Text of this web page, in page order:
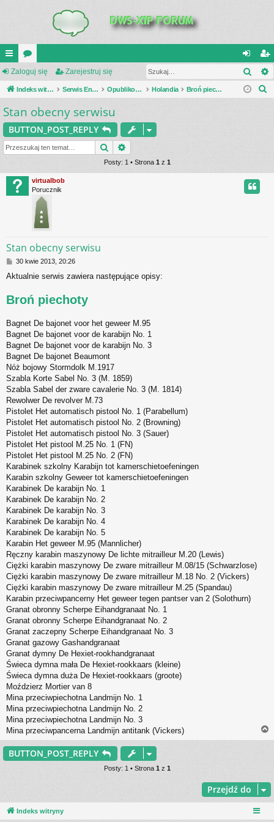
UI
C
K
_L
IN
or
a
al
og
ar
ej
Zaloguj się Zarejestruj się
Indeks witryny Serwis Encyklopedia Uzbrojenia Opublikowane zestawienia Holandia Broń piechoty
Stan obecny serwisu
BUTTON_POST_REPLY
Szukaj
Posty: 1 • Strona 1 z 1
virtualbob
Porucznik
Stan obecny serwisu
P
s
30 kwie 2013, 20:26
Aktualnie serwis zawiera następujące opisy:
Broń piechoty
Bagnet De bajonet voor het geweer M.95
Bagnet De bajonet voor de karabijn No. 1
Bagnet De bajonet voor de karabijn No. 3
Bagnet De bajonet Beaumont
Nóż bojowy Stormdolk M.1917
Szabla Korte Sabel No. 3 (M. 1859)
Szabla Sabel der zware cavalerie No. 3 (M. 1814)
Rewolwer De revolver M.73
Pistolet Het automatisch pistool No. 1 (Parabellum)
Pistolet Het automatisch pistool No. 2 (Browning)
Pistolet Het automatisch pistool No. 3 (Sauer)
Pistolet Het pistool M.25 No. 1 (FN)
Pistolet Het pistool M.25 No. 2 (FN)
Karabinek szkolny Karabijn tot kamerschietoefeningen
Karabin szkolny Geweer tot kamerschietoefeningen
Karabinek De karabijn No. 1
Karabinek De karabijn No. 2
Karabinek De karabijn No. 3
Karabinek De karabijn No. 4
Karabinek De karabijn No. 5
Karabin Het geweer M.95 (Mannlicher)
Ręczny karabin maszynowy De lichte mitrailleur M.20 (Lewis)
Ciężki karabin maszynowy De zware mitrailleur M.08/15 (Schwarzlose)
Ciężki karabin maszynowy De zware mitrailleur M.18 No. 2 (Vickers)
Ciężki karabin maszynowy De zware mitrailleur M.25 (Spandau)
Karabin przeciwpancerny Het geweer tegen pantser van 2 (Solothurn)
Granat obronny Scherpe Eihandgranaat No. 1
Granat obronny Scherpe Eihandgranaat No. 2
Granat zaczepny Scherpe Eihandgranaat No. 3
Granat gazowy Gashandgranaat
Granat dymny De Hexiet-rookhandgranaat
Świeca dymna mała De Hexiet-rookkaars (kleine)
Świeca dymna duża De Hexiet-rookkaars (groote)
Moździerz Mortier van 8
Mina przeciwpiechotna Landmijn No. 1
Mina przeciwpiechotna Landmijn No. 2
Mina przeciwpiechotna Landmijn No. 3
Mina przeciwpancerna Landmijn antitank (Vickers)
a
BUTTON_POST_REPLY
Posty: 1 • Strona 1 z 1
Przejdź do
Indeks witryny